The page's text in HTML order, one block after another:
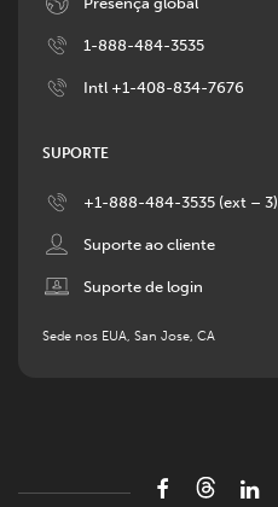
Image1-888-484-3535
ImageIntl +1-408-834-7676
SUPORTE
Image +1-888-484-3535 (ext – 3)
ImageSuporte ao cliente
ImageSuporte de login
Sede nos EUA, San Jose, CA